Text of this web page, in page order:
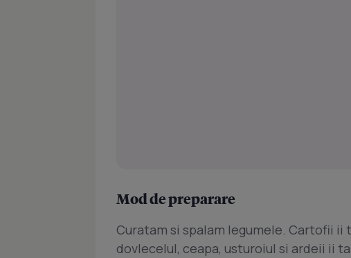
Mod de preparare
Curatam si spalam legumele. Cartofii
dovlecelul, ceapa, usturoiul si ardeii ii